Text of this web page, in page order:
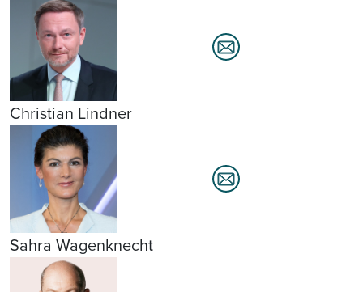
Christian Lindner
Sahra Wagenknecht